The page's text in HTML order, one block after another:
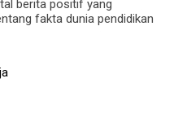
berita positif yang
fakta dunia pendidikan